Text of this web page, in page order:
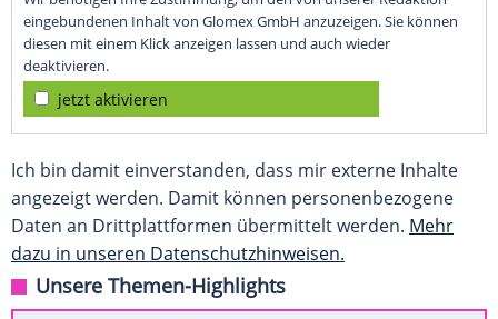
eingebundenen Inhalt von Glomex GmbH anzuzeigen. Sie können
diesen mit einem Klick anzeigen lassen und auch wieder
deaktivieren.
jetzt aktivieren
Ich bin damit einverstanden, dass mir externe Inhalte
angezeigt werden. Damit können personenbezogene
Daten an Drittplattformen übermittelt werden. Mehr
dazu in unseren Datenschutzhinweisen.
Unsere Themen-Highlights